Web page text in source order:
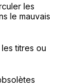
les
le mauvais
titres ou